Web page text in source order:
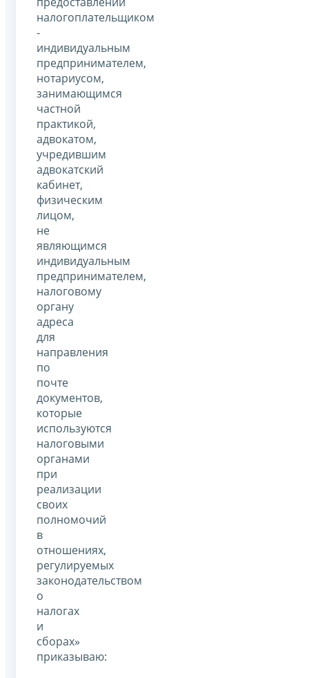
налогоплательщиком
-
индивидуальным
предпринимателем,
нотариусом,
занимающимся
частной
практикой,
адвокатом,
учредившим
адвокатский
кабинет,
физическим
лицом,
не
являющимся
индивидуальным
предпринимателем,
налоговому
органу
адреса
для
направления
по
почте
документов,
которые
используются
налоговыми
органами
при
реализации
своих
полномочий
в
отношениях,
регулируемых
законодательством
о
налогах
и
сборах»
приказываю: